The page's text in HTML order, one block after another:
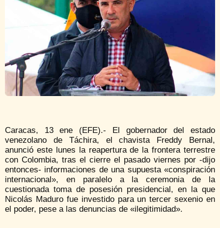
Caracas, 13 ene (EFE).- El gobernador del estado
venezolano de Táchira, el chavista Freddy Bernal,
anunció este lunes la reapertura de la frontera terrestre
con Colombia, tras el cierre el pasado viernes por -dijo
entonces- informaciones de una supuesta «conspiración
internacional», en paralelo a la ceremonia de la
cuestionada toma de posesión presidencial, en la que
Nicolás Maduro fue investido para un tercer sexenio en
el poder, pese a las denuncias de «ilegitimidad».